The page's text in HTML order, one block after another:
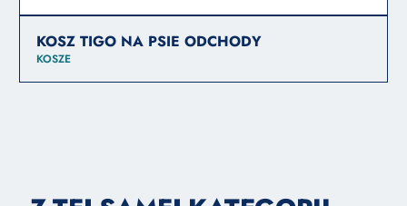
KOSZ TIGO NA PSIE ODCHODY
KOSZE